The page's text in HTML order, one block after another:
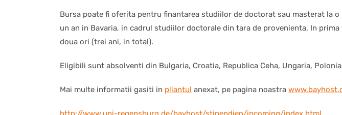
Bursa poate fi oferita pentru finantarea studiilor de doctorat sau masterat la
un an in Bavaria, in cadrul studiilor doctorale din tara de provenienta. In
doua ori (trei ani, in total).
Eligibili sunt absolventi din Bulgaria, Croatia, Republica Ceha, Ungaria,
Mai multe informatii gasiti in pliantul anexat, pe pagina noastra